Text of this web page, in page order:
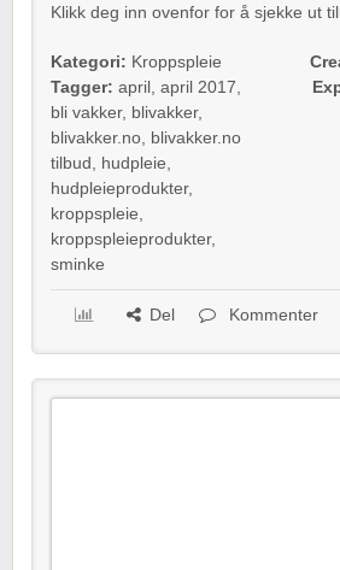
Klikk deg inn ovenfor for å sjekke ut
Kategori: Kroppspleie
Tagger: april , april 2017,
bli vakker, blivakker,
blivakker.no, blivakker.no
tilbud , hudpleie,
hudpleieprodukter,
kroppspleie,
kroppspleieprodukter,
sminke
Del Kommenter